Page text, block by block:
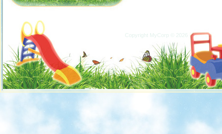
Copyright MyCorp © 2026